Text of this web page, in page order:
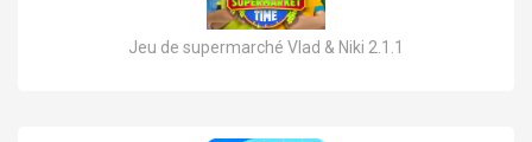
Jeu de supermarché Vlad & Niki 2.1.1